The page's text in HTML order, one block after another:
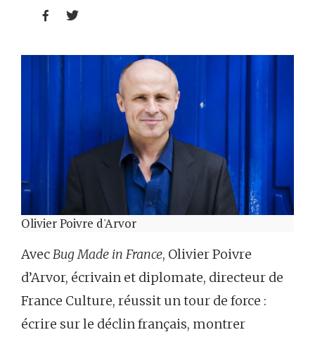
 
Olivier Poivre d'Arvor
Avec Bug Made in France, Olivier Poivre
d’Arvor, écrivain et diplomate, directeur de
France Culture, réussit un tour de force :
écrire sur le déclin français, montrer